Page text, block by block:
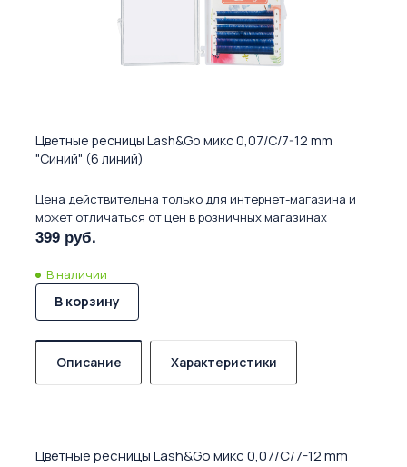
Цветные ресницы Lash&Go микс 0,07/C/7-12 mm
"Синий" (6 линий)
Цена действительна только для интернет-магазина и
может отличаться от цен в розничных магазинах
399 руб.
В наличии
В корзину
Описание Характеристики
Цветные ресницы Lash&Go микс 0,07/C/7-12 mm